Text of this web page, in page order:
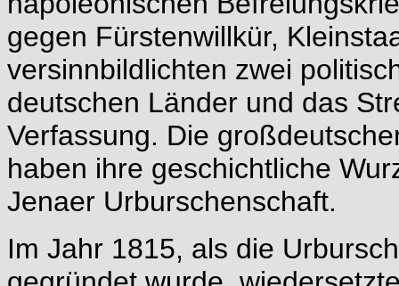
gegen Fürstenwillkür,
versinnbildlichten zwei
deutschen Länder und das
Verfassung. Die
haben ihre geschichtliche
Jenaer Urburschenschaft.
Im Jahr 1815, als die